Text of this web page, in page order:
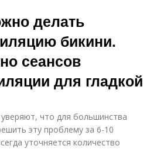
делать
бикини.
сеансов
для гладкой
что для большинства
эту проблему за 6-10
уточняется количество